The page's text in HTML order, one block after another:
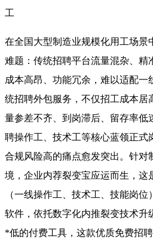
工
在全国大型制造业规模化用工场景
难题：传统招聘平台流量混杂、精
成本高昂、功能冗余，难以适配
统招聘外包服务，不仅招工成本居
量参差不齐、到岗滞后、留存率低
聘操作工、技术工等核心蓝领正式
合规风险高的痛点愈发突出。针对
境，企业内荐裂变宝应运而生，这
（一线操作工、技术工、技能岗
软件，依托数字化内推裂变技术升
*低的付费工具，这款优质免费招